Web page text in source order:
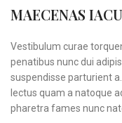
MAECENAS
Vestibulum curae
penatibus nunc dui
suspendisse parturient
lectus quam a natoque
pharetra fames nunc